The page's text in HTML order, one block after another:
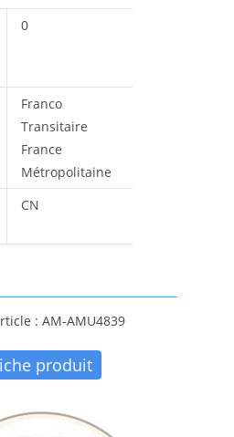
0
Franco
Transitaire
France
Métropolitaine
CN
: AM-AMU4839
produit